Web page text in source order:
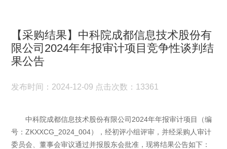
【采购结果】中科院成都信息技术股份有
限公司2024年年报审计项目竞争性谈判结
果公告
发布时间：2024-12-09 点击次数：13361
中科院成都信息技术股份有限公司2024年年报审计项目（编
号：ZKXXCG_2024_004），经初评小组评审，并经采购人审计
委员会、董事会审议通过并报股东会批准，现将结果公告如下：